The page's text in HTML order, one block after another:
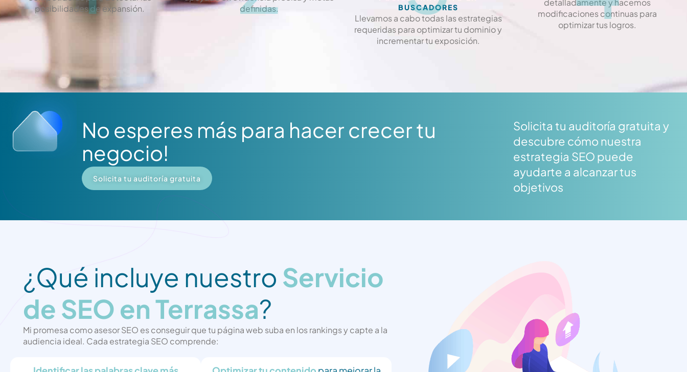
posibilidades de expansión.
definidas.
BUSCADORES
Llevamos a cabo todas las estrategias
requeridas para optimizar tu dominio y
incrementar tu exposición.
detalladamente y hacemos
modificaciones continuas para
optimizar tus logros.
No esperes más para hacer crecer tu
negocio!
Solicita tu auditoría gratuita
Solicita tu auditoría gratuita y
descubre cómo nuestra
estrategia SEO puede
ayudarte a alcanzar tus
objetivos
¿Qué incluye nuestro Servicio
de SEO en Terrassa?
Mi promesa como asesor SEO es conseguir que tu página web suba en los rankings y capte a la
audiencia ideal. Cada estrategia SEO comprende: